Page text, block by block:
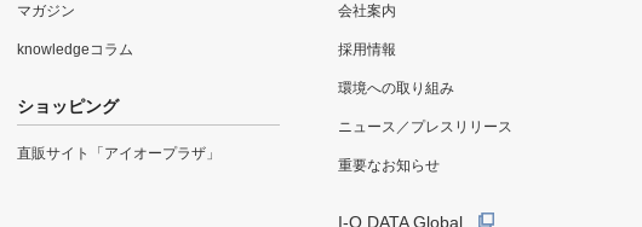
マガジン
knowledgeコラム
ショッピング
直販サイト「アイオープラザ」
会社案内
採用情報
環境への取り組み
ニュース／プレスリリース
重要なお知らせ
I-O DATA Global